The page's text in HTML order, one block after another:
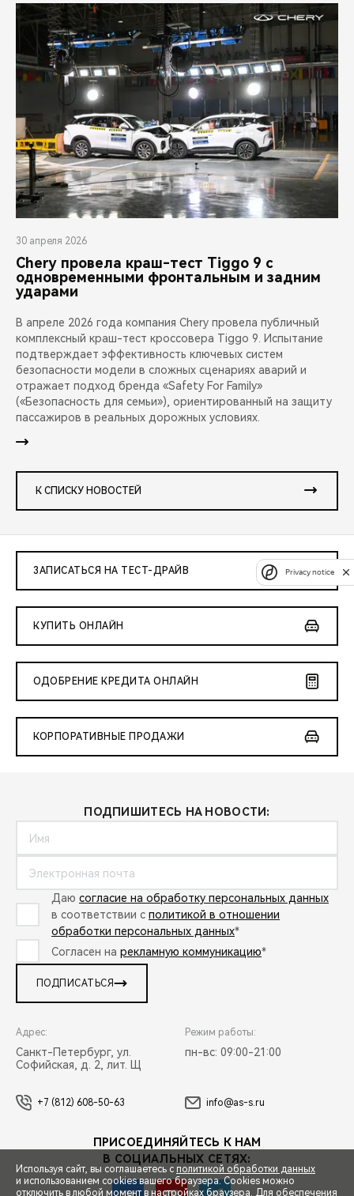
30 апреля 2026
Chery провела краш-тест Tiggo 9 с
одновременными фронтальным и задним
ударами
В апреле 2026 года компания Chery провела публичный
комплексный краш-тест кроссовера Tiggo 9. Испытание
подтверждает эффективность ключевых систем
безопасности модели в сложных сценариях аварий и
отражает подход бренда «Safety For Family»
(«Безопасность для семьи»), ориентированный на защиту
пассажиров в реальных дорожных условиях.
К СПИСКУ НОВОСТЕЙ
ЗАПИСАТЬСЯ НА ТЕСТ-ДРАЙВ
КУПИТЬ ОНЛАЙН
ОДОБРЕНИЕ КРЕДИТА ОНЛАЙН
КОРПОРАТИВНЫЕ ПРОДАЖИ
ПОДПИШИТЕСЬ НА НОВОСТИ:
Даю согласие на обработку персональных данных
в соответствии с политикой в отношении
обработки персональных данных*
Согласен на рекламную коммуникацию*
ПОДПИСАТЬСЯ
Адрес:
Санкт-Петербург, ул.
Софийская, д. 2, лит. Щ
Режим работы:
пн-вс: 09:00-21:00
+7 (812) 608-50-63 info@as-s.ru
ПРИСОЕДИНЯЙТЕСЬ К НАМ
В СОЦИАЛЬНЫХ СЕТЯХ:
Используя сайт, вы соглашаетесь с политикой обработки данных
и использованием cookies вашего браузера. Cookies можно
отключить в любой момент в настройках браузера. Для обеспечения
Privacy notice